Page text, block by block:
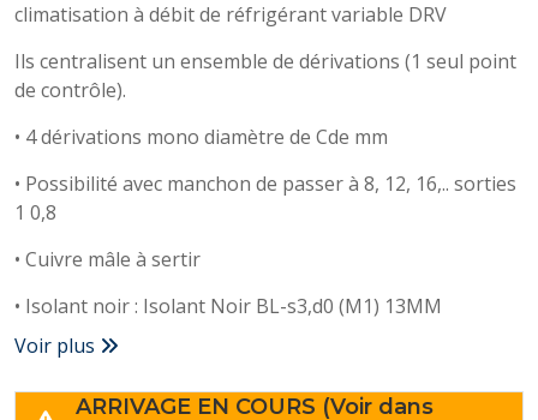
climatisation à débit de réfrigérant variable DRV
Ils centralisent un ensemble de dérivations (1 seul point
de contrôle).
• 4 dérivations mono diamètre de Cde mm
• Possibilité avec manchon de passer à 8, 12, 16,.. sorties
1 0,8
• Cuivre mâle à sertir
• Isolant noir : Isolant Noir BL-s3,d0 (M1) 13MM
Voir plus
ARRIVAGE EN COURS (Voir dans